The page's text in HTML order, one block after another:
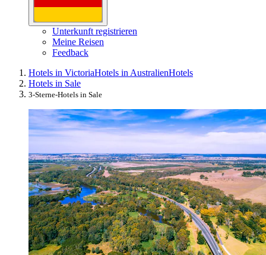
Unterkunft registrieren
Meine Reisen
Feedback
Hotels in VictoriaHotels in AustralienHotels
Hotels in Sale
3-Sterne-Hotels in Sale